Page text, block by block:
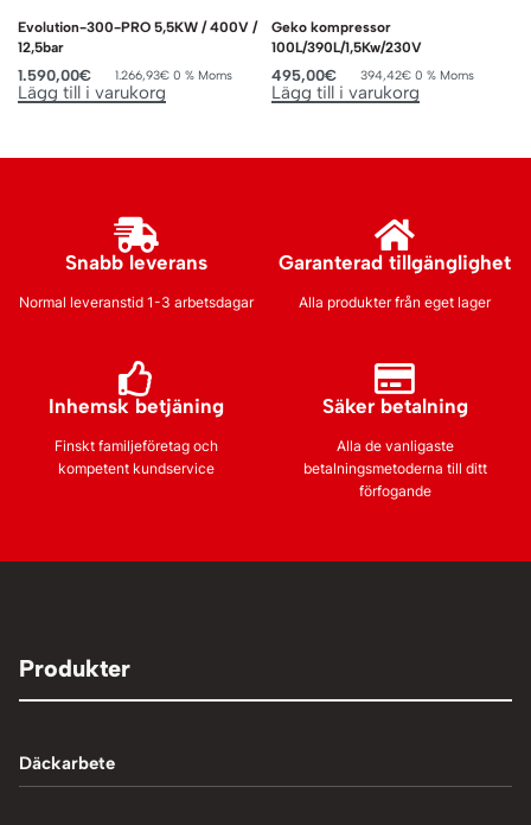
Evolution-300-PRO 5,5KW / 400V /
12,5bar
1.590,00€ 1.266,93€ 0 % Moms
Lägg till i varukorg
Geko kompressor
100L/390L/1,5Kw/230V
495,00€ 394,42€ 0 % Moms
Lägg till i varukorg
Snabb leverans
Normal leveranstid 1-3 arbetsdagar
Garanterad tillgänglighet
Alla produkter från eget lager
Inhemsk betjäning
Finskt familjeföretag och
kompetent kundservice
Säker betalning
Alla de vanligaste
betalningsmetoderna till ditt
förfogande
Produkter
Däckarbete